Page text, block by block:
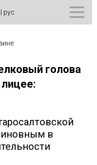
рус
голова
в